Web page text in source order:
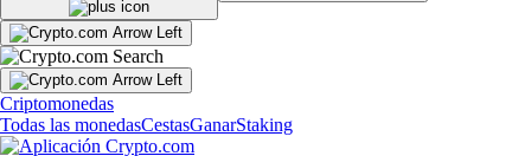
Criptomonedas
Todas las monedasCestasGanarStaking